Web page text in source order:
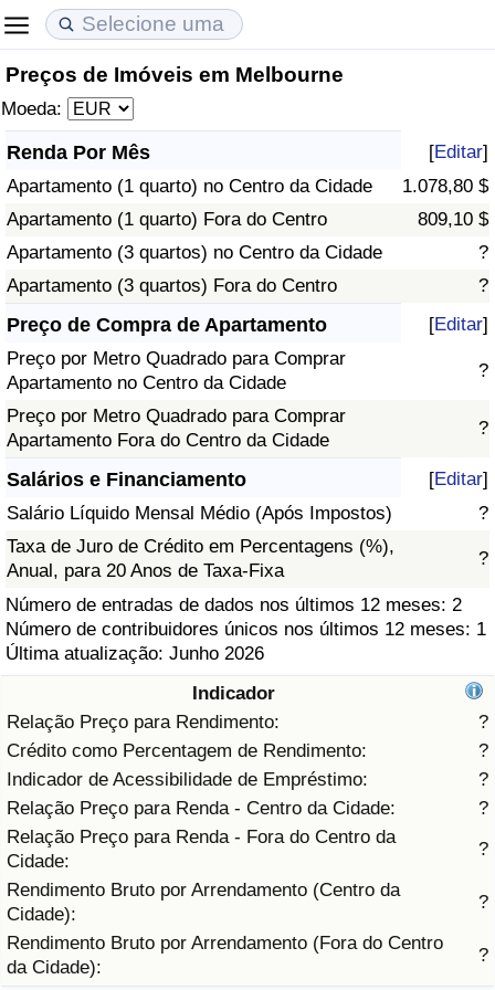
Preços de Imóveis em Melbourne
Moeda:
Renda Por Mês [Editar]
Apartamento (1 quarto) no Centro da Cidade
1.078,80 $
Apartamento (1 quarto) Fora do Centro
809,10 $
Apartamento (3 quartos) no Centro da Cidade
?
Apartamento (3 quartos) Fora do Centro
?
Preço de Compra de Apartamento [Editar]
Preço por Metro Quadrado para Comprar
Apartamento no Centro da Cidade
?
Preço por Metro Quadrado para Comprar
Apartamento Fora do Centro da Cidade
?
Salários e Financiamento [Editar]
Salário Líquido Mensal Médio (Após Impostos)
?
Taxa de Juro de Crédito em Percentagens (%),
Anual, para 20 Anos de Taxa-Fixa
?
Número de entradas de dados nos últimos 12 meses: 2
Número de contribuidores únicos nos últimos 12 meses: 1
Última atualização: Junho 2026
Indicador
Relação Preço para Rendimento:
?
Crédito como Percentagem de Rendimento:
?
Indicador de Acessibilidade de Empréstimo:
?
Relação Preço para Renda - Centro da Cidade:
?
Relação Preço para Renda - Fora do Centro da
Cidade:
?
Rendimento Bruto por Arrendamento (Centro da
Cidade):
?
Rendimento Bruto por Arrendamento (Fora do Centro
da Cidade):
?
Custo de Vida
Indicador de Custo de Vida (Atual)
Indicador de Custo de Vida
Indicador de Custo de Vida Por País
Preços de Imóveis
Indicador de Preços de Imóveis (Atual)
Indicador de Preços de Imóveis
Indicador de Preços de Imóveis por País
Qualidade de Vida
Indicador de Qualidade de Vida
Indicador de Qualidade de Vida (Atual)
Índice de qualidade de vida por país
Taxa do Indicador de Crime (Atual)
Indicador de Crime
Índice de criminalidade por país
Saúde
Indicador de Saúde
Indicador de Saúde por País
Poluição
Indicador de Poluição (Atual)
Índice de poluição
Indicador de Poluição por País